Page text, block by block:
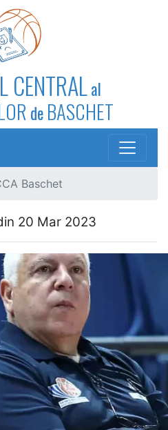
CENTRALal
de BASCHET
Baschet
20 Mar 2023